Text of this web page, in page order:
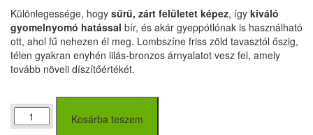
Különlegessége, hogy sűrű, zárt felületet képez, így kiváló
gyomelnyomó hatással bír, és akár gyeppótlónak is használható
ott, ahol fű nehezen él meg. Lombszíne friss zöld tavasztól őszig,
télen gyakran enyhén lilás-bronzos árnyalatot vesz fel, amely
tovább növeli díszítőértékét.
‘Wales
hercege’
Kosárba teszem